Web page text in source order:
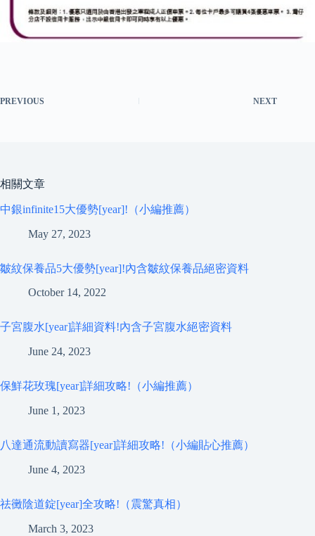
PREVIOUS NEXT
相關文章
中銀infinite15大優勢[year]!（小編推薦）
May 27, 2023
皺紋保養品5大優勢[year]!內含皺紋保養品絕密資料
October 14, 2022
子宮腹水[year]詳細資料!內含子宮腹水絕密資料
June 24, 2023
保鮮花玫瑰[year]詳細攻略!（小編推薦）
June 1, 2023
八達通流動讀寫器[year]詳細攻略!（小編貼心推薦）
June 4, 2023
祛黴陰道錠[year]全攻略!（震驚真相）
March 3, 2023